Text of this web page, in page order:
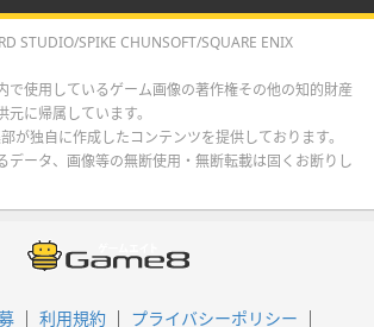
STUDIO/SPIKE CHUNSOFT/SQUARE ENIX
で使用しているゲーム画像の著作権その他の知的財産
に帰属しています。
が独自に作成したコンテンツを提供しております。
データ、画像等の無断使用・無断転載は固くお断りし
利用規約 プライバシーポリシー